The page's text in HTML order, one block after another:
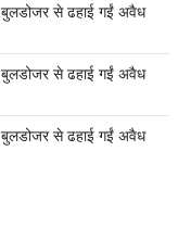
बुलडोजर से ढहाई गईं अवैध
बुलडोजर से ढहाई गईं अवैध
बुलडोजर से ढहाई गईं अवैध